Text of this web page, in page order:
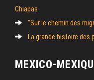
Chiapas
"Sur le chemin des
La grande histoire des
MEXICO-